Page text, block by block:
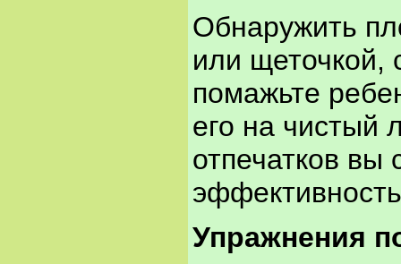
Обнаружить
или щеточкой,
помажьте
его на чистый
отпечатков вы
Упражнения